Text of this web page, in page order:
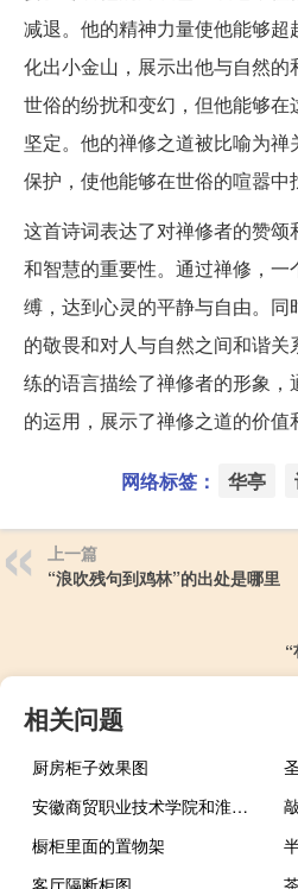
减退。他的精神力量使他能够
化出小金山，展示出他与自然
世俗的纷扰和变幻，但他能够
坚定。他的禅修之道被比喻为
保护，使他能够在世俗的喧嚣中
这首诗词表达了对禅修者的赞
和智慧的重要性。通过禅修，
缚，达到心灵的平静与自由。
的敬畏和对人与自然之间和谐
练的语言描绘了禅修者的形象
的运用，展示了禅修之道的价值
网络标签： 华亭
上一篇
“浪吹残句到鸡林”的出处是哪里
相关问题
厨房柜子效果图
安徽商贸职业技术学院和淮南联合大学的专业对比
橱柜里面的置物架
客厅隔断柜图